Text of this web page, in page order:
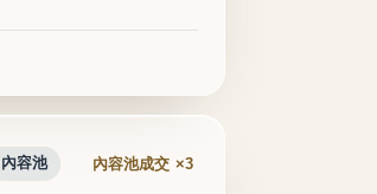
內容池 內容池成交 ×3